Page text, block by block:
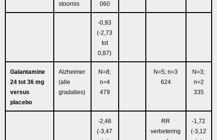
stoornis
060
-0,93
(-2,73
tot
0,87)
Galantamine
24 tot 36 mg
versus
placebo
Alzheimer
(alle
gradaties)
N=8;
n=4
479
N=5; n=3
624
N=3;
n=2
335
-2,46
(-3,47
RR
verbetering
-1,72
(-3,12